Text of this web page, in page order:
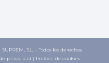
S.L. - Todos los derechos
privacidad | Política de cookies